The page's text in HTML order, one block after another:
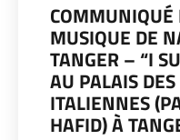
COMMUNIQUÉ
MUSIQUE DE
TANGER – “I
AU PALAIS
ITALIENNES
HAFID) À